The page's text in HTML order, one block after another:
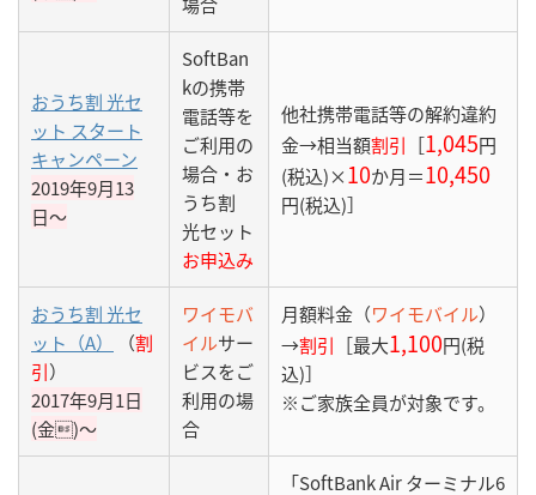
おうち割 光セ
ット スタート
キャンペーン
2019年9月13
日〜
SoftBan
kの携帯
電話等を
ご利用の
場合・お
うち割
光セット
お申込み
他社携帯電話等の解約違約
金→相当額割引 ［1,045円
(税込)×10か月＝10,450
円(税込)］
おうち割 光セ
ット（A）
（割
引）
2017年9月1日
(金)〜
ワイモバ
イルサー
ビスをご
利用の場
合
月額料金（ワイモバイル）
→割引 ［最大1,100円(税
込)］
※ご家族全員が対象です。
「SoftBank Air ターミナル6